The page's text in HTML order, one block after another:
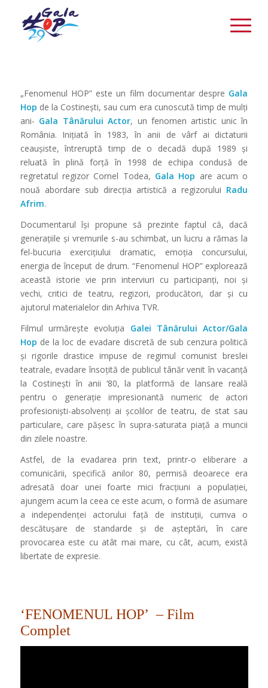
documentar care prezinta in 52 de minute drumul Galei
HOP de la Costinești, sau cum era cunoscută timp de mulți
ani – Gala Tânărului Actor, de la simplu exercitiu
actoricesc intr-un cadru organizat, la un fenomen artistic
unic în Romania.
Este, de fapt, o istorie vie redata in interviuri cu
participantii, cu critici de teatru, regizori si producatori,
sustinuta si de materiale din Arhiva TVR.
„Fenomenul HOP” este un film documentar despre Gala
Hop de la Costinești, sau cum era cunoscută timp de mulți
ani- Gala Tânărului Actor, un fenomen artistic unic în
România. Inițiată în 1983, în anii de vârf ai dictaturii
ceaușiste, întreruptă timp de o decadă după 1989 și
reluată în plină forță în 1998 de echipa condusă de
regretatul regizor Cornel Todea, Gala Hop are acum o
nouă abordare sub direcția artistică a regizorului Radu
Afrim.
Documentarul își propune să prezinte faptul că, dacă
generațiile și vremurile s-au schimbat, un lucru a rămas la
fel-bucuria exercițiului dramatic, emoția concursului,
energia de început de drum. “Fenomenul HOP” explorează
această istorie vie prin interviuri cu participanți, noi și
vechi, critici de teatru, regizori, producători, dar și cu
ajutorul materialelor din Arhiva TVR.
Filmul urmărește evoluția Galei Tânărului Actor/Gala
Hop de la loc de evadare discretă de sub cenzura politică
și rigorile drastice impuse de regimul comunist breslei
teatrale, evadare însoțită de publicul tânăr venit în vacanță
la Costinești în anii ‘80, la platformă de lansare reală
pentru o generație impresionantă numeric de actori
profesioniști-absolvenți ai școlilor de teatru, de stat sau
particulare, care pășesc în supra-saturata piață a muncii
din zilele noastre.
Astfel, de la evadarea prin text, printr-o eliberare a
comunicării, specifică anilor 80, permisă deoarece era
adresată doar unei foarte mici fracțiuni a populației,
ajungem acum la ceea ce este acum, o formă de asumare
a independenței actorului față de instituții, cumva o
descătușare de standarde și de așteptări, în care
provocarea este cu atât mai mare, cu cât, acum, există
libertate de expresie.
‘FENOMENUL HOP’ – Film
Complet